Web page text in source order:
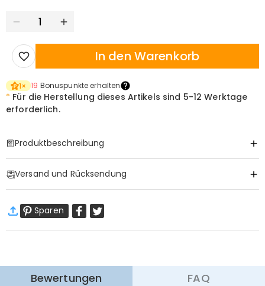
In den Warenkorb
1× 19 Bonuspunkte erhalten
* Für die Herstellung dieses Artikels sind 5-12 Werktage
erforderlich.
Produktbeschreibung
Versand und Rücksendung
Standardversand
9-18
Arbeitstage
Mehr erfahren
Sparen
Bewertungen FAQ